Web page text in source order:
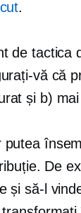
.
de tactica
vă că
și b)
putea
De
și să-l